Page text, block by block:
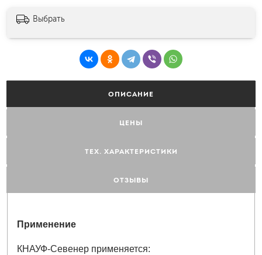
Выбрать
ОПИСАНИЕ
ЦЕНЫ
ТЕХ. ХАРАКТЕРИСТИКИ
ОТЗЫВЫ
Применение
КНАУФ-Севенер применяется: